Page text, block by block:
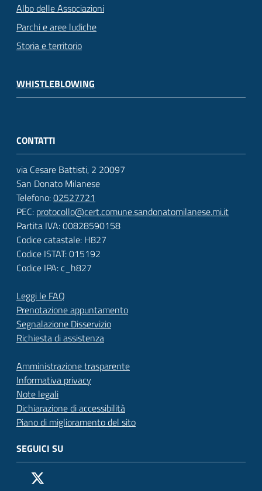
Albo delle Associazioni
Parchi e aree ludiche
Storia e territorio
WHISTLEBLOWING
CONTATTI
via Cesare Battisti, 2 20097
San Donato Milanese
Telefono:02527721
PEC: protocollo@cert.comune.sandonatomilanese.mi.it
Partita IVA: 00828590158
Codice catastale: H827
Codice ISTAT: 015192
Codice IPA: c_h827
Leggi le FAQ
Prenotazione appuntamento
Segnalazione Disservizio
Richiesta di assistenza
Amministrazione trasparente
Informativa privacy
Note legali
Dichiarazione di accessibilità
Piano di miglioramento del sito
SEGUICI SU
Pagina Facebook del Comune di San Donato Milanese